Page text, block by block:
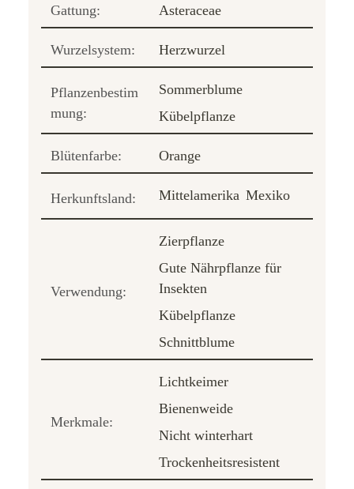
Gattung: Asteraceae
Wurzelsystem: Herzwurzel
Pflanzenbestim
mung:
Sommerblume
Kübelpflanze
Blütenfarbe: Orange
Herkunftsland: Mittelamerika Mexiko
Verwendung:
Zierpflanze
Gute Nährpflanze für
Insekten
Kübelpflanze
Schnittblume
Merkmale:
Lichtkeimer
Bienenweide
Nicht winterhart
Trockenheitsresistent